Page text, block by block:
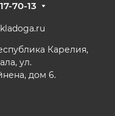
70-13
Карелия,
ул.
дом 6.